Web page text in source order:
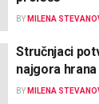
BY MILENA
Stručnjaci
najgora
BY MILENA